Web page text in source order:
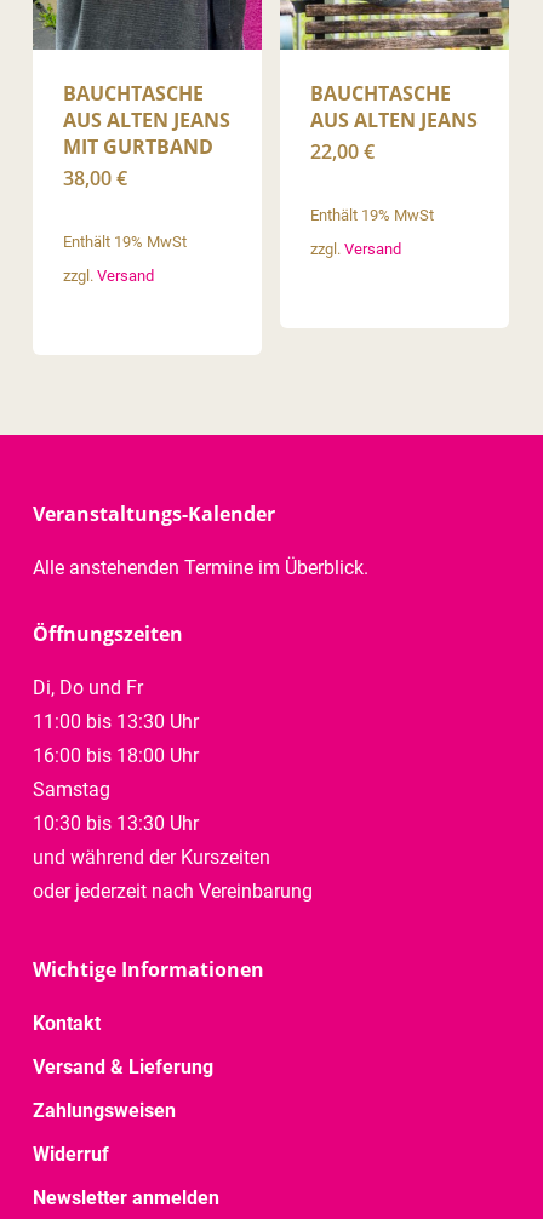
BAUCHTASCHE
AUS ALTEN JEANS
MIT GURTBAND
38,00€
Enthält 19% MwSt
zzgl. Versand
BAUCHTASCHE
AUS ALTEN JEANS
22,00€
Enthält 19% MwSt
zzgl.Versand
Veranstaltungs-Kalender
Alle anstehenden Termine im Überblick.
Öffnungszeiten
Di, Do und Fr
11:00 bis 13:30 Uhr
16:00 bis 18:00 Uhr
Samstag
10:30 bis 13:30 Uhr
und während der Kurszeiten
oder jederzeit nach Vereinbarung
Wichtige Informationen
Kontakt
Versand & Lieferung
Zahlungsweisen
Widerruf
Newsletter anmelden